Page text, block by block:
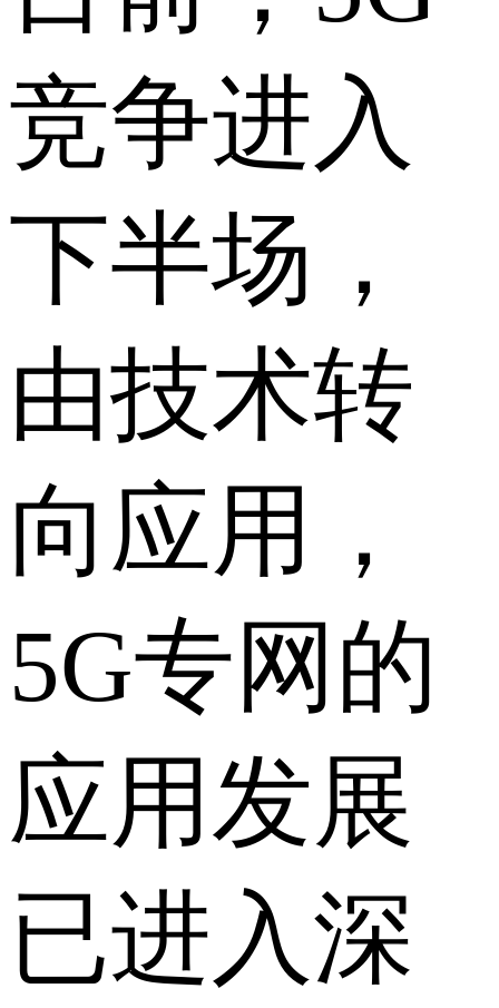
竞争进入
下半场，
由技术转
向应用，
5G专网的
应用发展
已进入深